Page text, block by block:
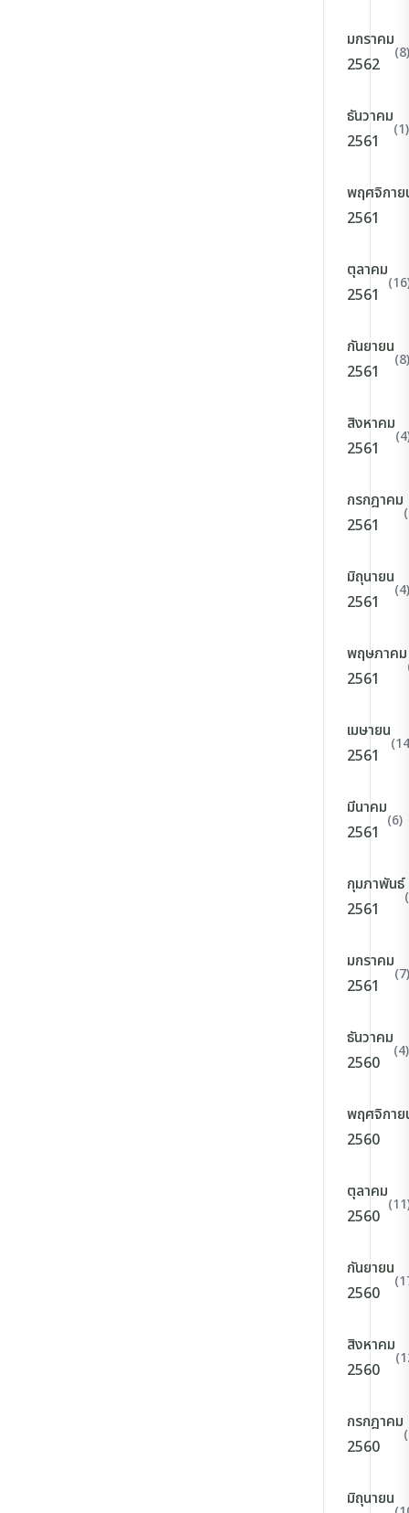
มกราคม
2562
(8)
ธันวาคม
2561
(1)
พฤศจิกาย
2561
ตุลาคม
2561
กันยายน
2561
(8)
สิงหาคม
2561
กรกฎาคม
2561
มิถุนายน
2561
(4)
พฤษภาคม
2561
เมษายน
2561
มีนาคม
2561
(6)
กุมภาพันธ์
2561
มกราคม
2561
(7)
ธันวาคม
2560
(4)
พฤศจิกาย
2560
ตุลาคม
2560
กันยายน
2560
สิงหาคม
2560
กรกฎาคม
2560
มิถุนายน